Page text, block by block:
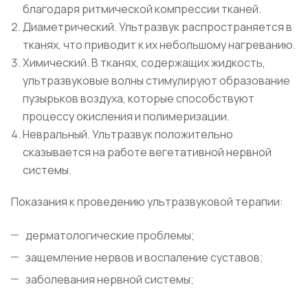
благодаря ритмической компрессии тканей.
Диаметрический. Ультразвук распространяется в
тканях, что приводит к их небольшому нагреванию.
Химический. В тканях, содержащих жидкость,
ультразвуковые волны стимулируют образование
пузырьков воздуха, которые способствуют
процессу окисления и полимеризации.
Невральный. Ультразвук положительно
сказывается на работе вегетативной нервной
системы.
Показания к проведению ультразвуковой терапии:
дерматологические проблемы;
защемление нервов и воспаление суставов;
заболевания нервной системы;